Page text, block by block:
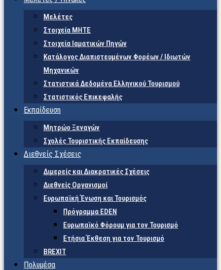
Μελέτες
Στοιχεία ΜΗΤΕ
Στοιχεία Ιαματικών Πηγών
Κατάλογος Διαπιστευμένων Φορέων / Ιδιωτών
Μηχανικών
Στατιστικά Δεδομένα Ελληνικού Τουρισμού
Στατιστικός Επικεφαλής
Εκπαίδευση
Μητρώο Ξεναγών
Σχολές Τουριστικής Εκπαίδευσης
Διεθνείς Σχέσεις
Διμερείς και Διακρατικές Σχέσεις
Διεθνείς Οργανισμοί
Ευρωπαϊκή Ένωση και Τουρισμός
Πρόγραμμα EDEN
Ευρωπαϊκό Φόρουμ για τον Τουρισμό
Ετήσια Έκθεση για τον Τουρισμό
BREXIT
Πολυμέσα